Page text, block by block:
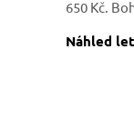
650 Kč.
Náhled